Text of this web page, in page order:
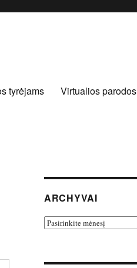
tyrėjams Virtualios parodos
ARCHYVAI
Archyvai